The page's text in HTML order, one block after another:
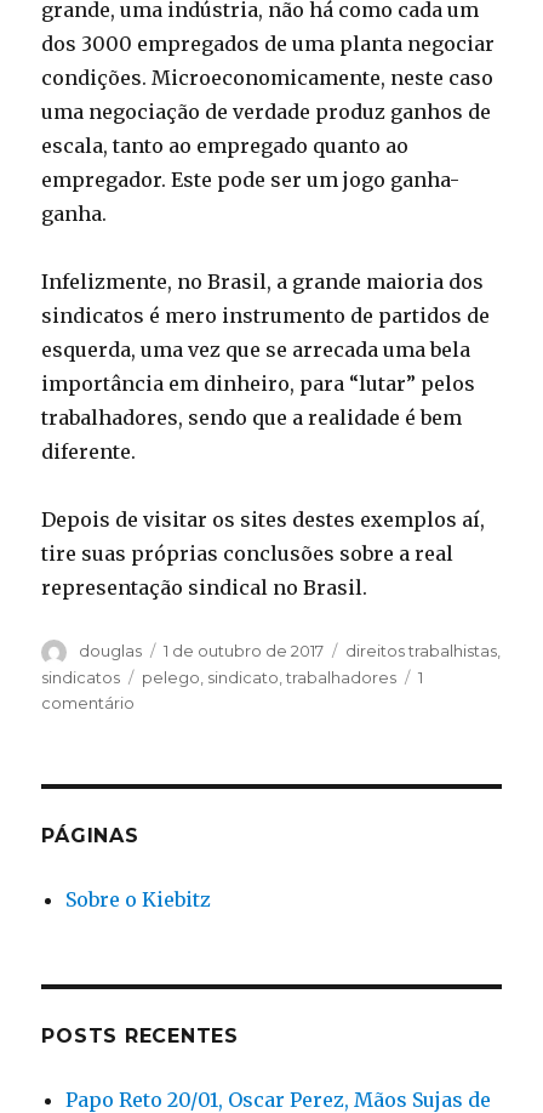
grande, uma indústria, não há como cada um
dos 3000 empregados de uma planta negociar
condições. Microeconomicamente, neste caso
uma negociação de verdade produz ganhos de
escala, tanto ao empregado quanto ao
empregador. Este pode ser um jogo ganha-
ganha.
Infelizmente, no Brasil, a grande maioria dos
sindicatos é mero instrumento de partidos de
esquerda, uma vez que se arrecada uma bela
importância em dinheiro, para “lutar” pelos
trabalhadores, sendo que a realidade é bem
diferente.
Depois de visitar os sites destes exemplos aí,
tire suas próprias conclusões sobre a real
representação sindical no Brasil.
Autor
douglas
Publicado
em
1 de outubro de 2017 Categorias
direitos trabalhistas,
sindicatos
Tags
pelego sindicato ,trabalhadores
1
comentário
pensa
pouco?
que
“sindicatos”^2?
PÁGINAS
Sobre o Kiebitz
POSTS RECENTES
Papo Reto 20/01, Oscar Perez, Mãos Sujas de